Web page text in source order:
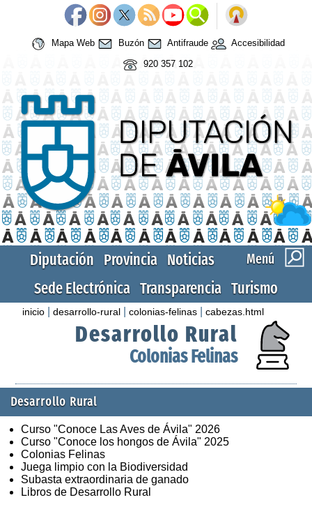
Mapa Web Buzón Antifraude
Accesibilidad
920 357 102
Menú
Diputación Provincia Noticias
Sede Electrónica Transparencia Turismo
inicio |desarrollo-rural |colonias-felinas |cabezas.html
Desarrollo Rural
Colonias Felinas
Desarrollo Rural
Curso "Conoce Las Aves de Ávila" 2026
Curso "Conoce los hongos de Ávila" 2025
Colonias Felinas
Juega limpio con la Biodiversidad
Subasta extraordinaria de ganado
Libros de Desarrollo Rural